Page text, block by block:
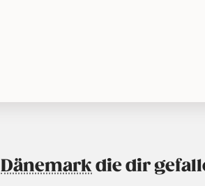
Dänemarkdie dir